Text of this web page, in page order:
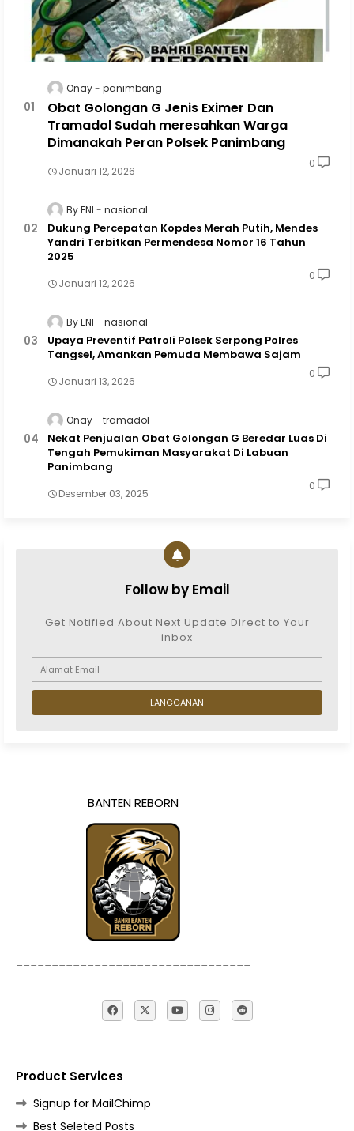
Onay panimbang
Obat Golongan G Jenis Eximer Dan
Tramadol Sudah meresahkan Warga
Dimanakah Peran Polsek Panimbang
Januari 12, 2026
0
By ENI nasional
Dukung Percepatan Kopdes Merah Putih, Mendes
Yandri Terbitkan Permendesa Nomor 16 Tahun
2025
Januari 12, 2026
0
By ENI nasional
Upaya Preventif Patroli Polsek Serpong Polres
Tangsel, Amankan Pemuda Membawa Sajam
Januari 13, 2026
0
Onay tramadol
Nekat Penjualan Obat Golongan G Beredar Luas Di
Tengah Pemukiman Masyarakat Di Labuan
Panimbang
Desember 03, 2025
0
Follow by Email
Get Notified About Next Update Direct to Your
inbox
BANTEN REBORN
=================================
Product Services
Signup for MailChimp
Best Seleted Posts